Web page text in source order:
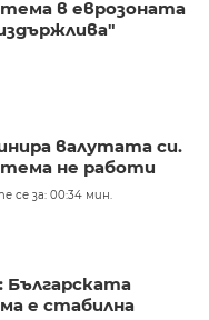
в еврозоната
валутата си.
не работи
се за: 00:34 мин.
Българската
е стабилна